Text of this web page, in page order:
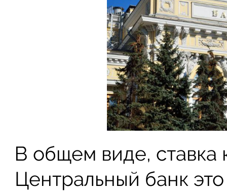
В общем виде, ставка
Центральный банк